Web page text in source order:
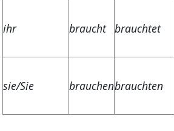
ihr braucht brauchtet
sie/Sie brauchenbrauchten